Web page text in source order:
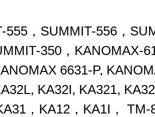
555，SUMMIT-556，
350 ， KANOMAX-
6631-P,
KA32I, KA321,
， KA12 ，KA1I， TM-